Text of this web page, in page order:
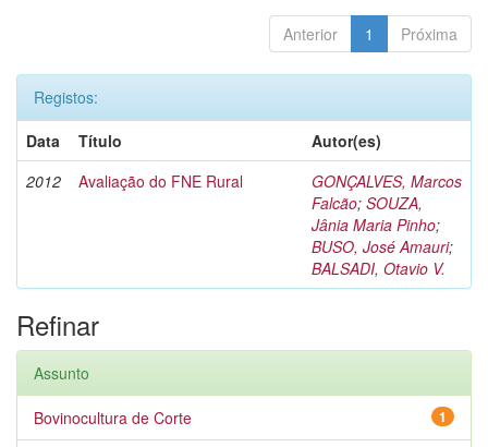
Anterior 1 Próxima
Registos:
Data
Título
Autor(es)
2012
Avaliação do FNE Rural
GONÇALVES, Marcos
Falcão; SOUZA,
Jânia Maria Pinho;
BUSO, José Amauri;
BALSADI, Otavio V.
Refinar
Assunto
1
Bovinocultura de Corte